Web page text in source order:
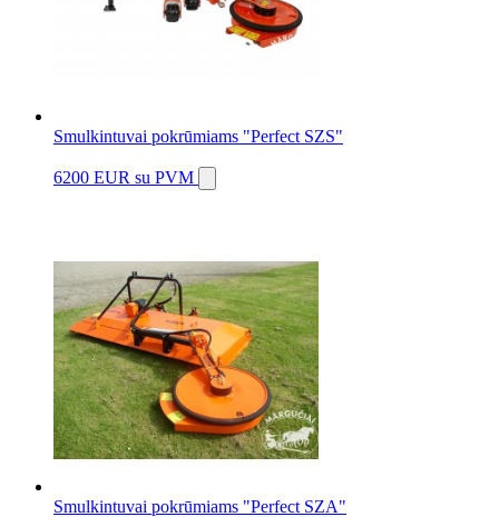
Smulkintuvai pokrūmiams "Perfect SZS"
6200 EUR su PVM
Smulkintuvai pokrūmiams "Perfect SZA"